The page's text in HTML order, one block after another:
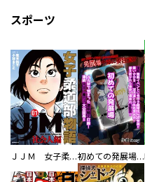
スポーツ
ＪＪＭ 女子柔道部物語 社会人編 初めての発展場 【白抜き修正版】